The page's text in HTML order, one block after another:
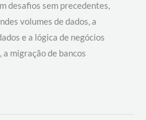
desafios sem precedentes,
volumes de dados, a
e a lógica de negócios
migração de bancos